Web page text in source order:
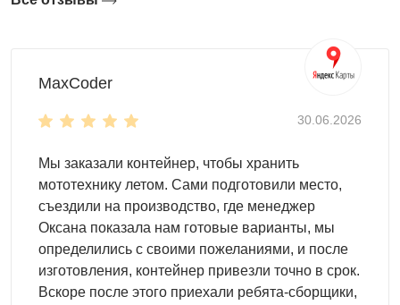
MaxCoder
30.06.2026
Мы заказали контейнер, чтобы хранить
мототехнику летом. Сами подготовили место,
съездили на производство, где менеджер
Оксана показала нам готовые варианты, мы
определились с своими пожеланиями, и после
изготовления, контейнер привезли точно в срок.
Вскоре после этого приехали ребята-сборщики,